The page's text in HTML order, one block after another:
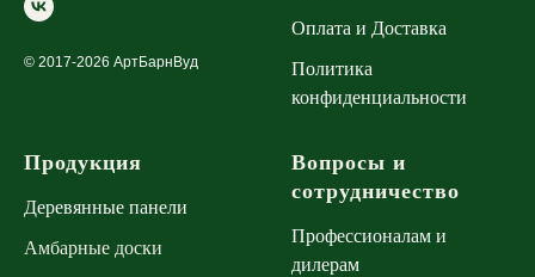
© 2017-2026 АртБарнВуд
Оплата и Доставка
Политика
конфиденциальности
Продукция
Деревянные панели
Амбарные доски
Вопросы и
сотрудничество
Профессионалам и
дилерам